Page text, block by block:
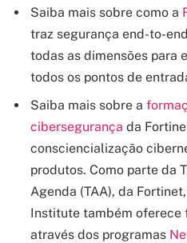
Saiba mais sobre como a
traz segurança end-to-
todas as dimensões para
todos os pontos de
Saiba mais sobre a
cibersegurança da
consciencialização
produtos. Como parte da
Agenda (TAA), da
Institute também
através dos programas